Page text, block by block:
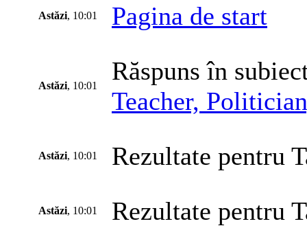
Astăzi, 10:01 Pagina de start
Astăzi, 10:01
Răspuns în
Teacher,
Astăzi, 10:01 Rezultate pentru
Astăzi, 10:01 Rezultate pentru